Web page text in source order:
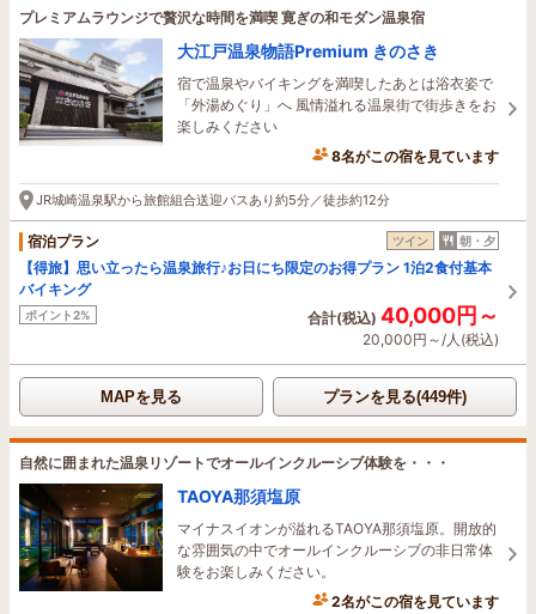
プレミアムラウンジで贅沢な時間を満喫 寛ぎの和モダン温泉宿
大江戸温泉物語Premium きのさき
宿で温泉やバイキングを満喫したあとは浴衣姿で
「外湯めぐり」へ 風情溢れる温泉街で街歩きをお
楽しみください
8名がこの宿を見ています
1時間前に予約されました
JR城崎温泉駅から旅館組合送迎バスあり約5分／徒歩約12分
宿泊プラン ツイン 朝・夕
【得旅】思い立ったら温泉旅行♪お日にち限定のお得プラン 1泊2食付基本
バイキング
ポイント2% 合計(税込) 40,000円～
20,000円～/人(税込)
MAPを見る プランを見る(449件)
自然に囲まれた温泉リゾートでオールインクルーシブ体験を・・・
TAOYA那須塩原
マイナスイオンが溢れるTAOYA那須塩原。開放的
な雰囲気の中でオールインクルーシブの非日常体
験をお楽しみください。
2名がこの宿を見ています